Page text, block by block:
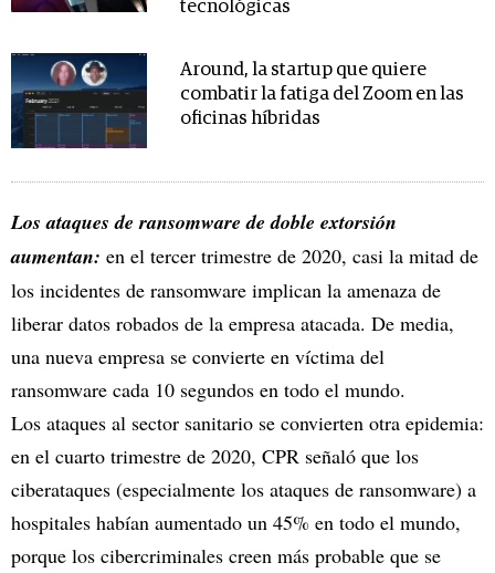
tecnológicas
Around, la startup que quiere
combatir la fatiga del Zoom en las
oficinas híbridas
Los ataques de ransomware de doble extorsión
aumentan: en el tercer trimestre de 2020, casi la mitad de
los incidentes de ransomware implican la amenaza de
liberar datos robados de la empresa atacada. De media,
una nueva empresa se convierte en víctima del
ransomware cada 10 segundos en todo el mundo.
Los ataques al sector sanitario se convierten otra epidemia:
en el cuarto trimestre de 2020, CPR señaló que los
ciberataques (especialmente los ataques de ransomware) a
hospitales habían aumentado un 45% en todo el mundo,
porque los cibercriminales creen más probable que se